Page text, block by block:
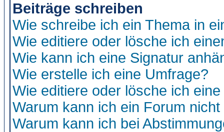
Beiträge schreiben
Wie schreibe ich ein Thema in
Wie editiere oder lösche ich
Wie kann ich eine Signatur
Wie erstelle ich eine Umfrage?
Wie editiere oder lösche ich
Warum kann ich ein Forum
Warum kann ich bei